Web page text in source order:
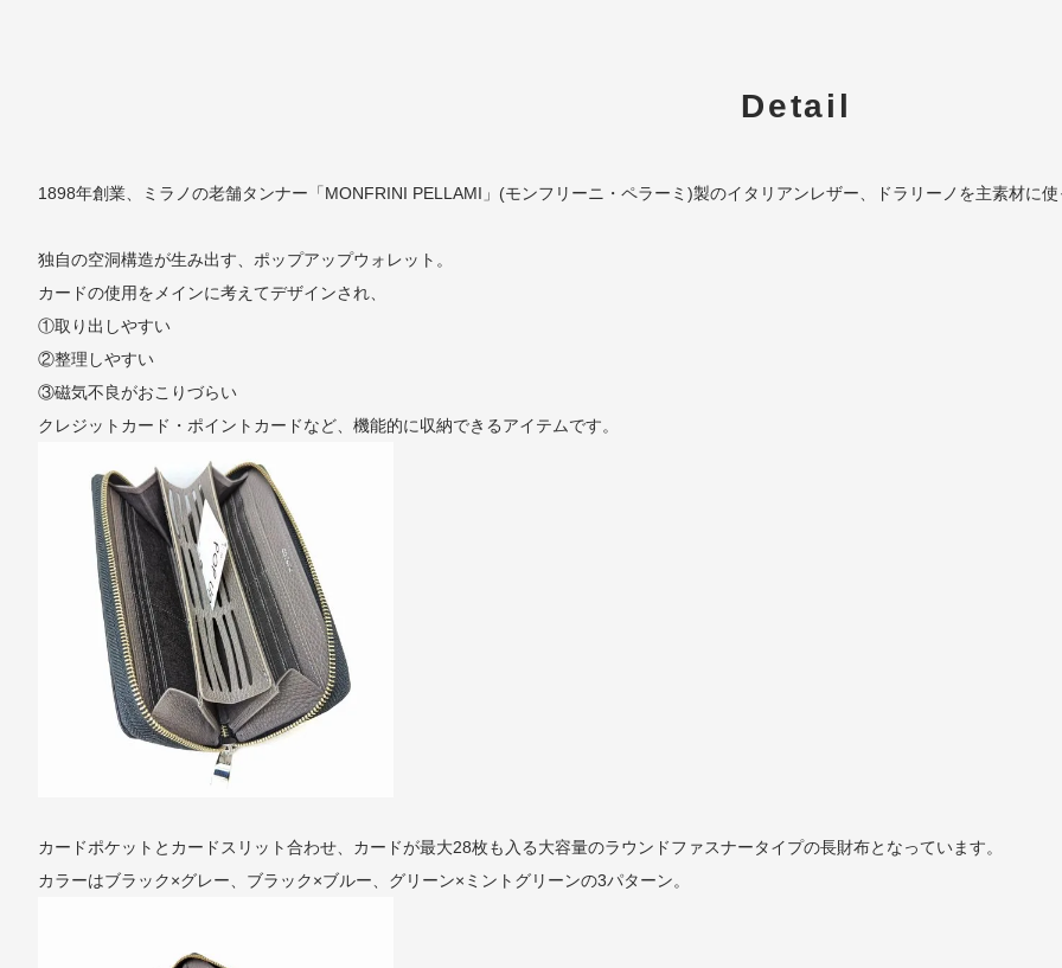
Detail
1898年創業、ミラノの老舗タンナー「MONFRINI PELLAMI」(モンフリーニ・ペラーミ)製のイタリアンレザー、ドラリーノを主素材に
独自の空洞構造が生み出す、ポップアップウォレット。
カードの使用をメインに考えてデザインされ、
①取り出しやすい
②整理しやすい
③磁気不良がおこりづらい
クレジットカード・ポイントカードなど、機能的に収納できるアイテムです。
カードポケットとカードスリット合わせ、カードが最大28枚も入る大容量のラウンドファスナータイプの長財布となっています。
カラーはブラック×グレー、ブラック×ブルー、グリーン×ミントグリーンの3パターン。